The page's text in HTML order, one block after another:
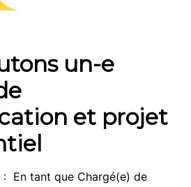
un-e
et projet
En tant que Chargé(e) de